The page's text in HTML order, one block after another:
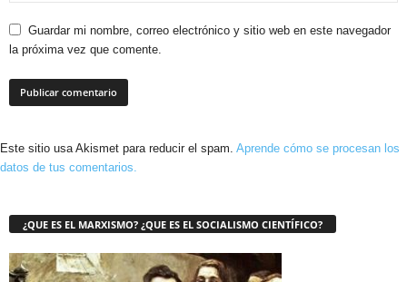
Guardar mi nombre, correo electrónico y sitio web en este navegador
la próxima vez que comente.
Este sitio usa Akismet para reducir el spam. Aprende cómo se procesan los
datos de tus comentarios.
¿QUE ES EL MARXISMO? ¿QUE ES EL SOCIALISMO CIENTÍFICO?